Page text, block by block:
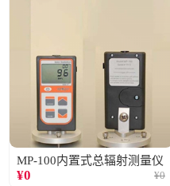
MP-100内置式总辐射测量仪
¥0 ¥0